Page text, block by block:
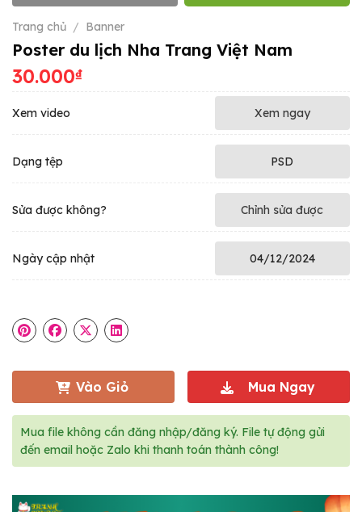
Trang chủ / Banner
Poster du lịch Nha Trang Việt Nam
30.000₫
Xem video Xem ngay
Dạng tệp PSD
Sửa được không? Chỉnh sửa được
Ngày cập nhật 04/12/2024
Vào Giỏ Mua Ngay
Mua file không cần đăng nhập/đăng ký. File tự động gửi
đến email hoặc Zalo khi thanh toán thành công!